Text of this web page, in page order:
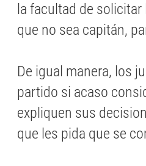
la facultad de
que no sea capitán,
De igual manera, los
partido si acaso
expliquen sus
que les pida que se